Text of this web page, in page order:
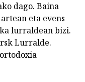
dago. Baina
eta evens
lurraldean bizi.
Lurralde.